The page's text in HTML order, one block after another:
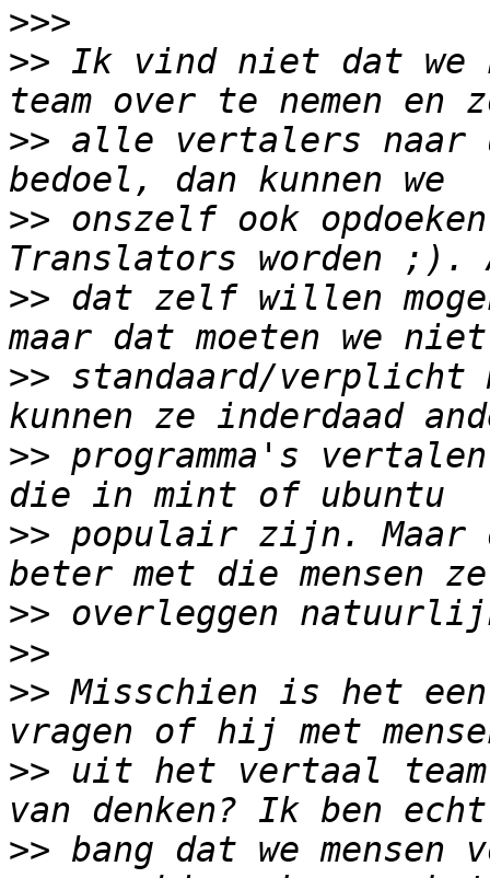
>>>
>> Ik vind niet dat we
>> alle vertalers naar
>> onszelf ook
>> dat zelf willen
>> standaard/
>> programma's
>> populair zijn. Maar
>>
>>
>> Misschien is het
>> uit het vertaal
>> bang dat we